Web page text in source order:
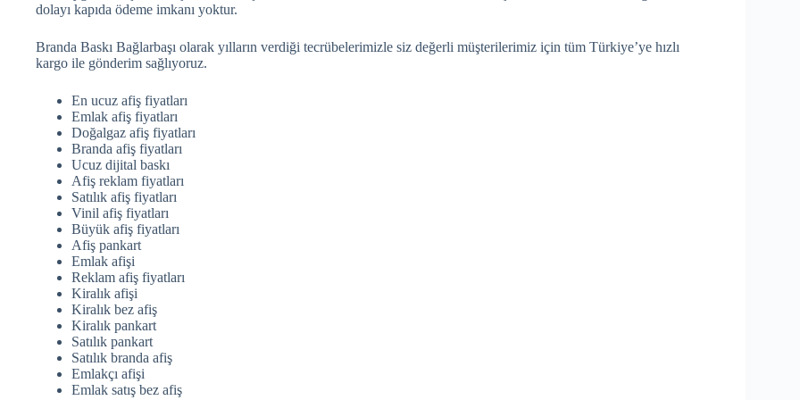
dolayı kapıda ödeme imkanı yoktur.
Branda Baskı Bağlarbaşı olarak yılların verdiği tecrübelerimizle siz değerli müşterilerimiz için tüm Türkiye’ye hızlı
kargo ile gönderim sağlıyoruz.
En ucuz afiş fiyatları
Emlak afiş fiyatları
Doğalgaz afiş fiyatları
Branda afiş fiyatları
Ucuz dijital baskı
Afiş reklam fiyatları
Satılık afiş fiyatları
Vinil afiş fiyatları
Büyük afiş fiyatları
Afiş pankart
Emlak afişi
Reklam afiş fiyatları
Kiralık afişi
Kiralık bez afiş
Kiralık pankart
Satılık pankart
Satılık branda afiş
Emlakçı afişi
Emlak satış bez afiş